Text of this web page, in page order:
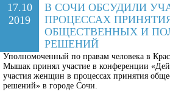
17.10
2019
В СОЧИ ОБСУДИЛИ
ПРОЦЕССАХ
ОБЩЕСТВЕННЫХ И
РЕШЕНИЙ
Уполномоченный по правам человека в
Мышак принял участие в конференции
участия женщин в процессах принятия
решений» в городе Сочи.